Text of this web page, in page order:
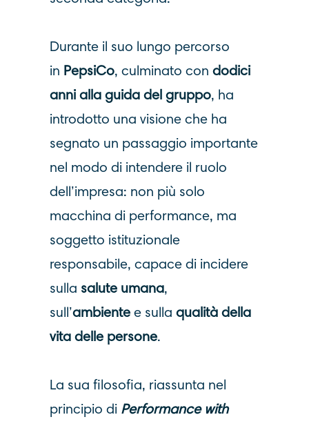
Durante il suo lungo percorso
in PepsiCo, culminato con dodici
anni alla guida del gruppo, ha
introdotto una visione che ha
segnato un passaggio importante
nel modo di intendere il ruolo
dell’impresa: non più solo
macchina di performance, ma
soggetto istituzionale
responsabile, capace di incidere
sulla salute umana,
sull’ambiente e sulla qualità della
vita delle persone.
La sua filosofia, riassunta nel
principio di Performance with